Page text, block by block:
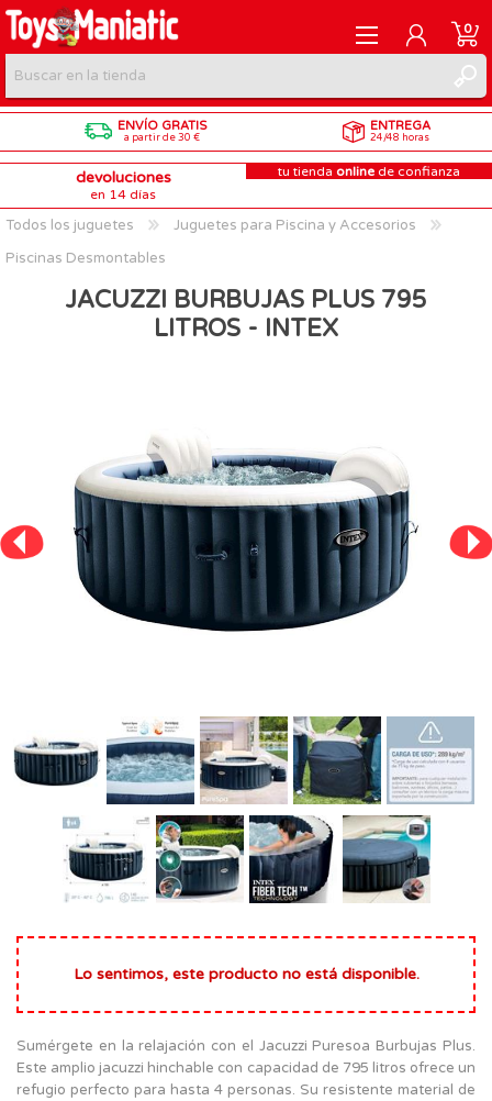
REGISTRARME
INICIAR SESIÓN
0
ENVÍO GRATIS
a partir de 30 €
ENTREGA
24/48 horas
devoluciones
en 14 días
tu tienda online de confianza
Todos los juguetes
Juguetes para Piscina y Accesorios
Piscinas Desmontables
JACUZZI BURBUJAS PLUS 795
LITROS - INTEX
Lo sentimos, este producto no está disponible.
Sumérgete en la relajación con el Jacuzzi Puresoa Burbujas Plus.
Este amplio jacuzzi hinchable con capacidad de 795 litros ofrece un
refugio perfecto para hasta 4 personas. Su resistente material de